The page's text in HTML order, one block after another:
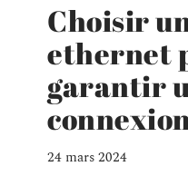
Choisir
ethernet
garantir
24 mars 2024